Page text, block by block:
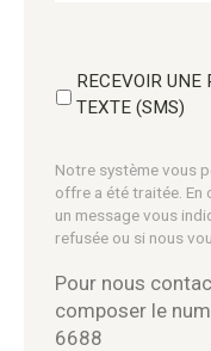
RECEVOIR UNE
TEXTE (SMS)
Notre système vous
offre a été traitée.
un message vous
refusée ou si nous
Pour nous
composer le
6688